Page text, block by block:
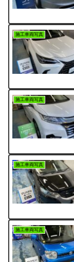
施工車両写真
施工車両写真
施工車両写真
施工車両写真